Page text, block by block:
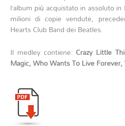
l’album più acquistato in assoluto
milioni di copie vendute,
Hearts Club Band dei Beatles.
Il medley contiene: Crazy Little
Magic, Who Wants To Live